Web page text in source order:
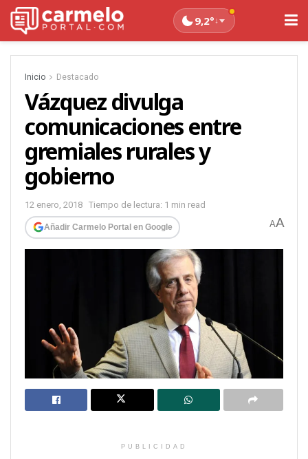
9,2°↓
Inicio Destacado
Vázquez divulga
comunicaciones entre
gremiales rurales y
gobierno
12 enero, 2018 Tiempo de lectura: 1 min read
Añadir Carmelo Portal en Google AA
PUBLICIDAD